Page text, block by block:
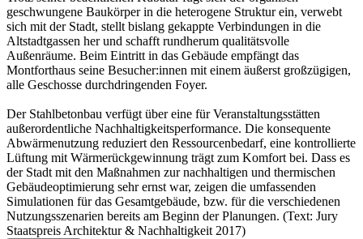
geschwungene Baukörper in die heterogene Struktur ein, verwebt
sich mit der Stadt, stellt bislang gekappte Verbindungen in die
Altstadtgassen her und schafft rundherum qualitätsvolle
Außenräume. Beim Eintritt in das Gebäude empfängt das
Montforthaus seine Besucher:innen mit einem äußerst großzügigen,
alle Geschosse durchdringenden Foyer.
Der Stahlbetonbau verfügt über eine für Veranstaltungsstätten
außerordentliche Nachhaltigkeitsperformance. Die konsequente
Abwärmenutzung reduziert den Ressourcenbedarf, eine kontrollierte
Lüftung mit Wärmerückgewinnung trägt zum Komfort bei. Dass es
der Stadt mit den Maßnahmen zur nachhaltigen und thermischen
Gebäudeoptimierung sehr ernst war, zeigen die umfassenden
Simulationen für das Gesamtgebäude, bzw. für die verschiedenen
Nutzungsszenarien bereits am Beginn der Planungen. (Text: Jury
Staatspreis Architektur & Nachhaltigkeit 2017)